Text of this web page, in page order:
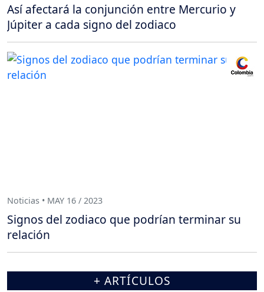
Así afectará la conjunción entre Mercurio y
Júpiter a cada signo del zodiaco
Noticias • MAY 16 / 2023
Signos del zodiaco que podrían terminar su
relación
+ ARTÍCULOS